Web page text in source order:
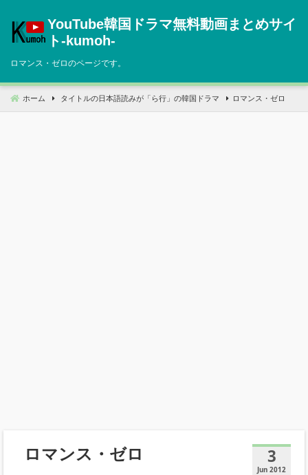
へ
動
YouTube韓国ドラマ無料動画まとめサイ
ト‐kumoh‐
ロマンス・ゼロのページです。
ホーム タイトルの日本語読みが「ら行」の韓国ドラマ ロマンス・ゼロ
3
Jun 2012
ロマンス・ゼロ